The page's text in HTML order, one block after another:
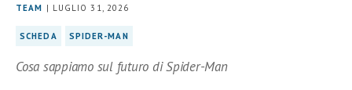
TEAM | LUGLIO 31, 2026
SCHEDA SPIDER-MAN
Cosa sappiamo sul futuro di Spider-Man